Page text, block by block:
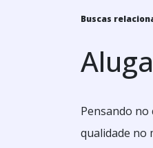
Buscas
Pensando
qualidade no